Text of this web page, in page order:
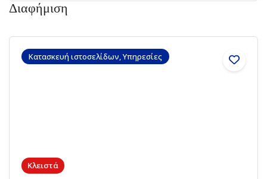
Διαφήμιση
Κλειστά
Κατασκευή ιστοσελίδων, Υπηρεσίες